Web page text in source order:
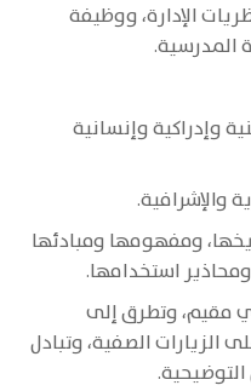
الإدارة، ووظيفة
المدرسية.
وإدراكية وإنسانية
ومفهومها ومبادئها
استخدامها.
مقيم، وتطرق إلى
الزيارات الصفية، وتبادل
التوضيحية.